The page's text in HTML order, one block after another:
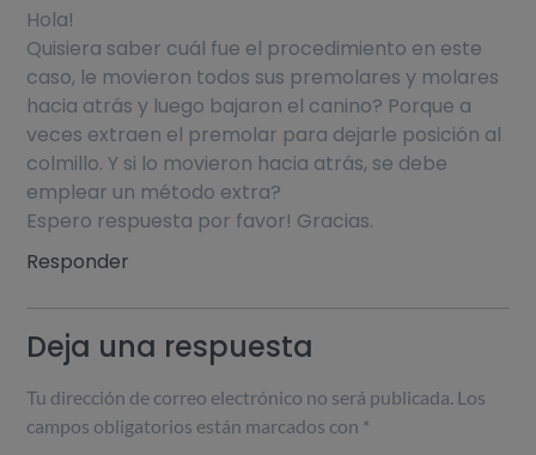
Hola!
Quisiera saber cuál fue el procedimiento en este
caso, le movieron todos sus premolares y molares
hacia atrás y luego bajaron el canino? Porque a
veces extraen el premolar para dejarle posición al
colmillo. Y si lo movieron hacia atrás, se debe
emplear un método extra?
Espero respuesta por favor! Gracias.
Responder
Deja una respuesta
Tu dirección de correo electrónico no será publicada. Los
campos obligatorios están marcados con *